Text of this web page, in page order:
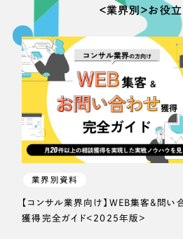
＜業界別＞お役
業界別資料
【コンサル業界向け】WEB集客＆問い
獲得完全ガイド＜2025年版＞